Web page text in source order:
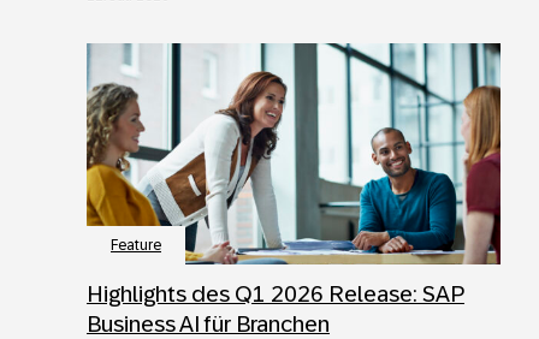
Feature
Highlights des Q1 2026 Release: SAP
Business AI für Branchen